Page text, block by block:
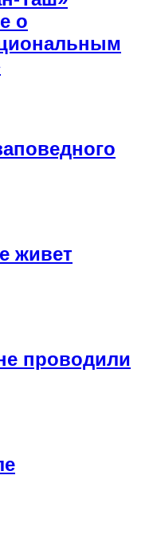
о
живет
проводили